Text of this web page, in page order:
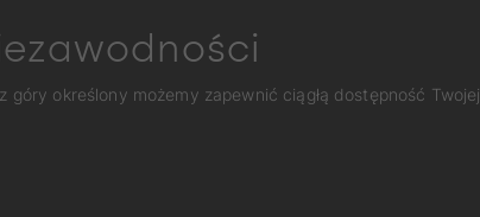
góry określony możemy zapewnić ciągłą dostępność Twojej